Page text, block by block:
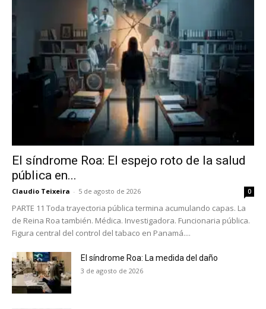
El síndrome Roa: El espejo roto de la salud
pública en...
Claudio Teixeira - 5 de agosto de 2026 0
PARTE 11 Toda trayectoria pública termina acumulando capas. La
de Reina Roa también. Médica. Investigadora. Funcionaria pública.
Figura central del control del tabaco en Panamá....
El síndrome Roa: La medida del daño
3 de agosto de 2026